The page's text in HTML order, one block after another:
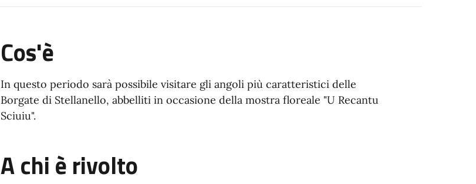
Cos'è
In questo periodo sarà possibile visitare gli angoli più caratteristici delle
Borgate di Stellanello, abbelliti in occasione della mostra floreale "U Recantu
Sciuiu".
A chi è rivolto